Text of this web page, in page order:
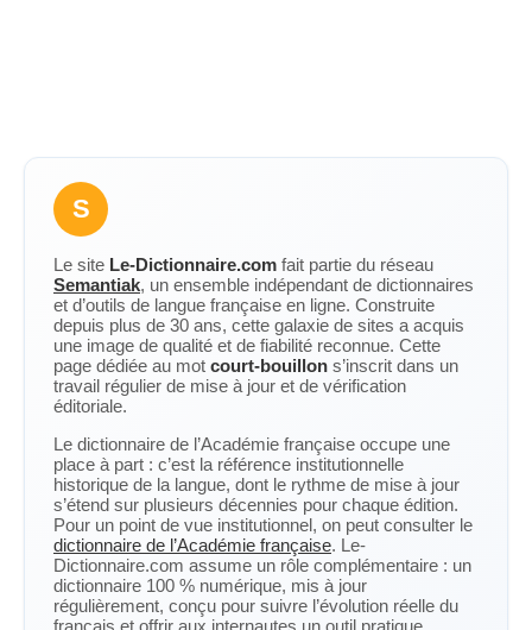
S
Le site Le-Dictionnaire.com fait partie du réseau
Semantiak, un ensemble indépendant de dictionnaires
et d’outils de langue française en ligne. Construite
depuis plus de 30 ans, cette galaxie de sites a acquis
une image de qualité et de fiabilité reconnue. Cette
page dédiée au mot court-bouillon s’inscrit dans un
travail régulier de mise à jour et de vérification
éditoriale.
Le dictionnaire de l’Académie française occupe une
place à part : c’est la référence institutionnelle
historique de la langue, dont le rythme de mise à jour
s’étend sur plusieurs décennies pour chaque édition.
Pour un point de vue institutionnel, on peut consulter le
dictionnaire de l’Académie française. Le-
Dictionnaire.com assume un rôle complémentaire : un
dictionnaire 100 % numérique, mis à jour
régulièrement, conçu pour suivre l’évolution réelle du
français et offrir aux internautes un outil pratique,